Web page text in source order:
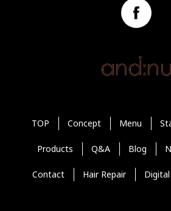
TOP Concept Menu
Products Q&A Blog
Contact Hair Repair